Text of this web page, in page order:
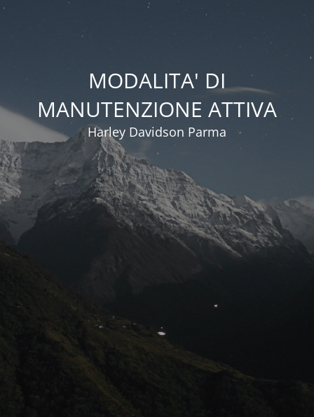
MODALITA' DI
MANUTENZIONE ATTIVA
Harley Davidson Parma